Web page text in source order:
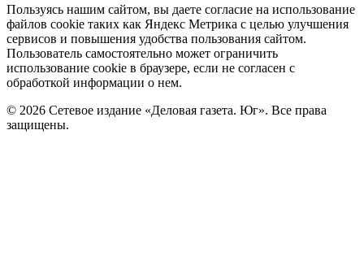
Политика
cookie
Пользуясь нашим сайтом, вы даете согласие на использование
файлов cookie таких как Яндекс Метрика с целью улучшения
сервисов и повышения удобства пользования сайтом.
Пользователь самостоятельно может ограничить
использование cookie в браузере, если не согласен с
обработкой информации о нем.
© 2026 Сетевое издание «Деловая газета. Юг». Все права
защищены.